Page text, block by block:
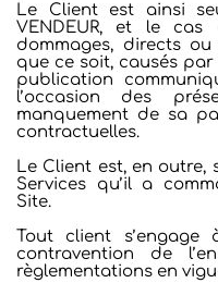
Le Client est ainsi
VENDEUR, et le
dommages, directs
que ce soit, causés
publication
l’occasion des
manquement de sa
contractuelles.
Le Client est, en outre,
Services qu’il a
Site.
Tout client
contravention de
règlementations en